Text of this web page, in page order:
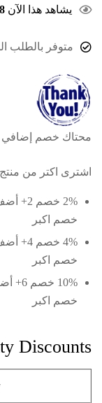
يشاهد هذا الآن28
متوفر بالطلب
محتاك خصم إضافي ؟!
اشترى اكتر من
2% خصم 2+ أضف ايضاً 2% خصم
خصم اكبر
4% خصم
4+ أضف ايضاً 4% خصم
خصم اكبر
10% خصم
6+ أضف ايضاً 10% خصم
خصم اكبر
Discounts